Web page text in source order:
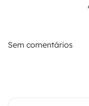
Sem comentários